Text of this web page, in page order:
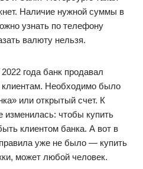
Наличие нужной суммы в
узнать по телефону
валюту нельзя.
года банк продавал
клиентам. Необходимо было
или открытый счет. К
изменилась: чтобы купить
клиентом банка. А вот в
правила уже не было — купить
может любой человек.